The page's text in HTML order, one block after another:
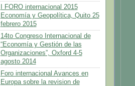
I FORO internacional 2015
Economía y Geopolítica, Quito 25
febrero 2015
14to Congreso Internacional de
“Economía y Gestión de las
Organizaciones”, Oxford 4-5
agosto 2014
Foro internacional Avances en
Europa sobre la revision de